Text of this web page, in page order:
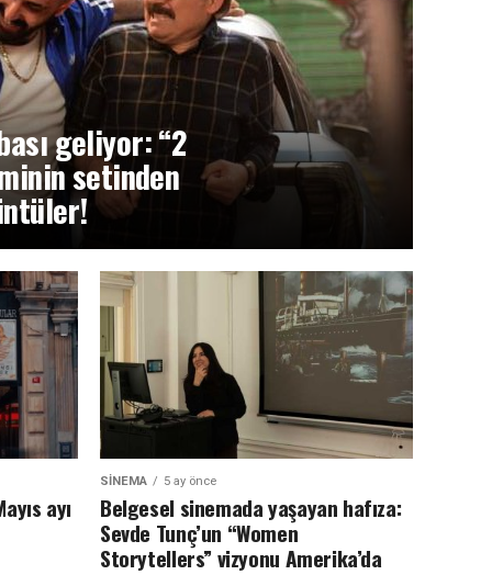
geliyor: “2
setinden
ayı
SINEMA 5 ay önce
Belgesel sinemada yaşayan hafıza:
Sevde Tunç’un “Women
Storytellers” vizyonu Amerika’da